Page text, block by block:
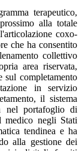
terapeutico,
alla totale
coxo-
che ha consentito
collettivo
area riservata,
sul completamento
in servizio
il sistema
nel portafoglio di
medico negli Stati
tendinea e ha
alla gestione dei